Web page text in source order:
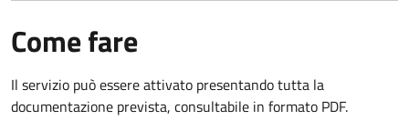
Come fare
Il servizio può essere attivato presentando tutta la
documentazione prevista, consultabile in formato PDF.